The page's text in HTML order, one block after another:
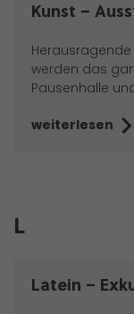
Kunst –
werden das
Pausenhalle
weiterlesen
L
Latein –